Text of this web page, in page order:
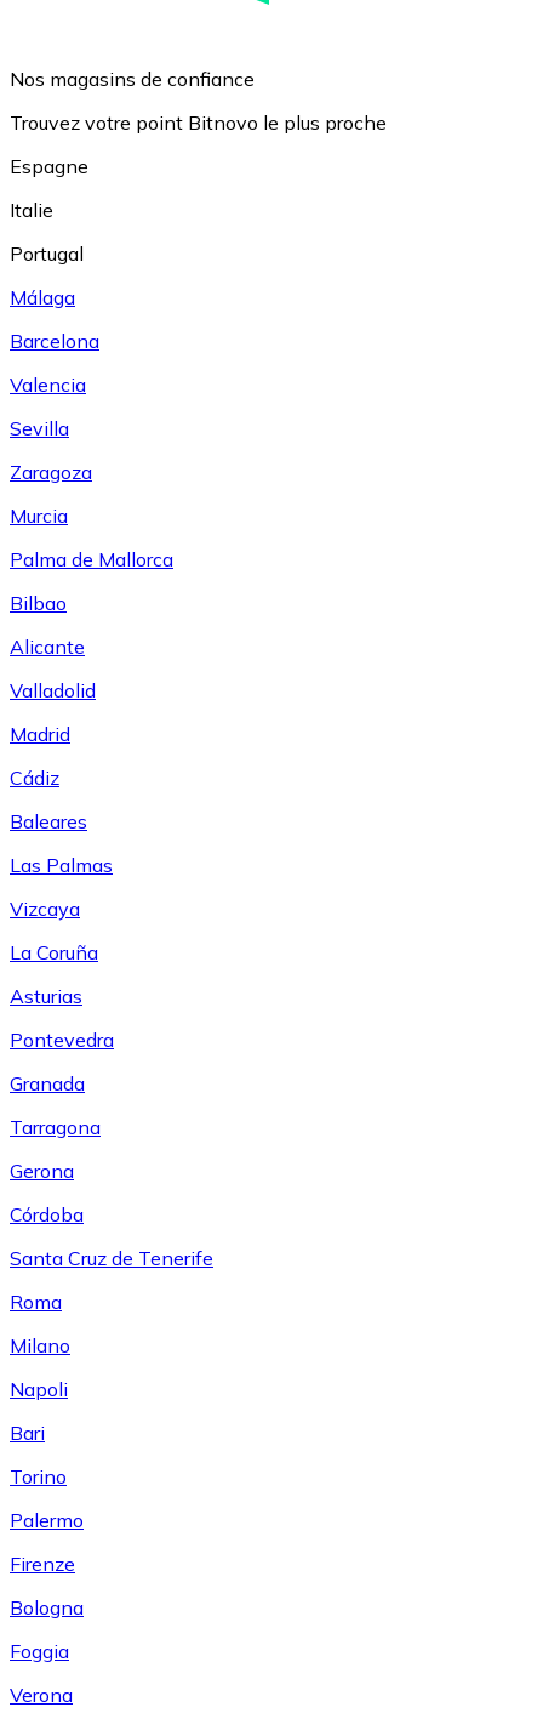
Nos magasins de confiance
Trouvez votre point Bitnovo le plus proche
Espagne
Italie
Portugal
Málaga
Barcelona
Valencia
Sevilla
Zaragoza
Murcia
Palma de Mallorca
Bilbao
Alicante
Valladolid
Madrid
Cádiz
Baleares
Las Palmas
Vizcaya
La Coruña
Asturias
Pontevedra
Granada
Tarragona
Gerona
Córdoba
Santa Cruz de Tenerife
Roma
Milano
Napoli
Bari
Torino
Palermo
Firenze
Bologna
Foggia
Verona